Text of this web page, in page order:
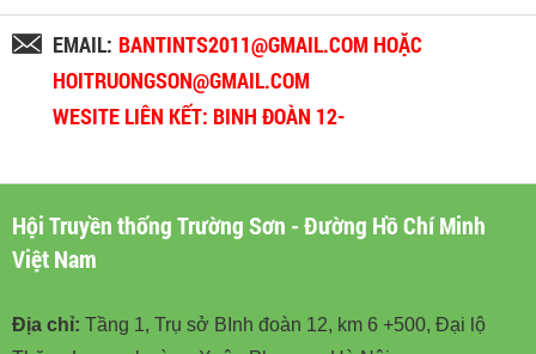
EMAIL: BANTINTS2011@GMAIL.COM HOẶC
HOITRUONGSON@GMAIL.COM
WESITE LIÊN KẾT: BINH ĐOÀN 12-
Hội Truyền thống Trường Sơn - Đường Hồ Chí Minh
Việt Nam
Địa chỉ: Tầng 1, Trụ sở BInh đoàn 12, km 6 +500, Đại lộ